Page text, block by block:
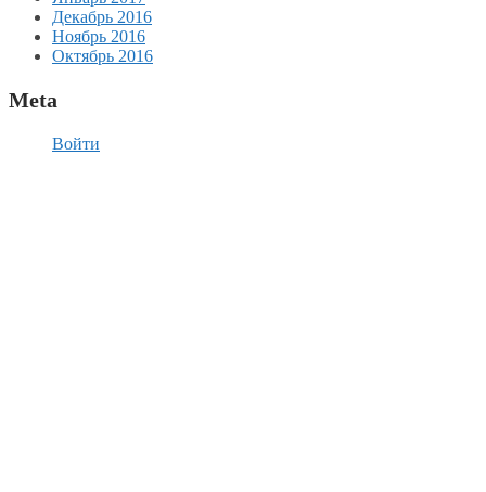
Декабрь 2016
Ноябрь 2016
Октябрь 2016
Meta
Войти